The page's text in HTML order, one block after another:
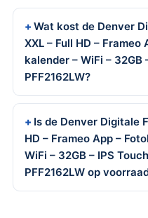
Wat kost de Denver
XXL – Full HD –
kalender – WiFi – 32GB
PFF2162LW?
Is de Denver Digitale
HD – Frameo App –
WiFi – 32GB – IPS
PFF2162LW op